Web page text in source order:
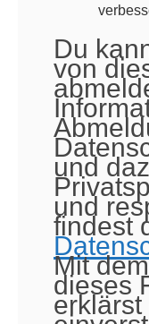
Du
von
und
und
findest
Mit
dieses